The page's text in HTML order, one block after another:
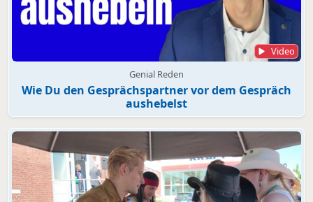
Video
Genial Reden
Wie Du den Gesprächspartner vor dem Gespräch
aushebelst